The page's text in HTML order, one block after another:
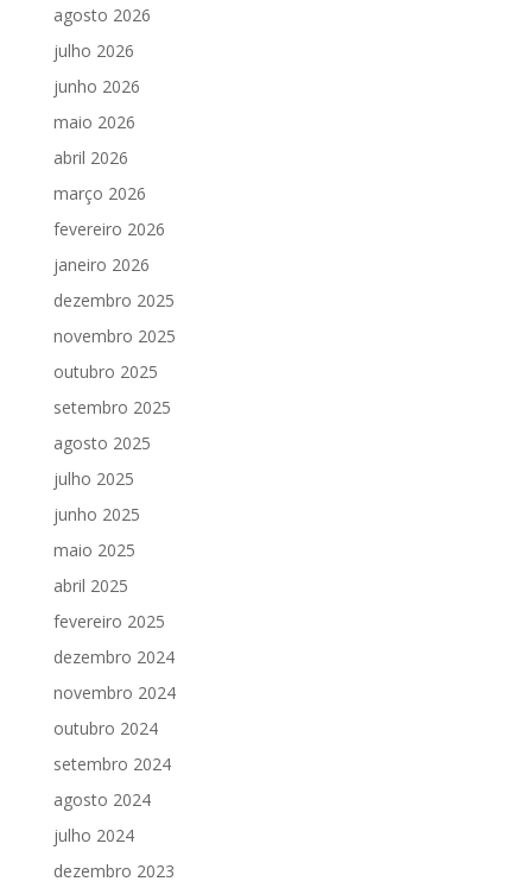
agosto 2026
julho 2026
junho 2026
maio 2026
abril 2026
março 2026
fevereiro 2026
janeiro 2026
dezembro 2025
novembro 2025
outubro 2025
setembro 2025
agosto 2025
julho 2025
junho 2025
maio 2025
abril 2025
fevereiro 2025
dezembro 2024
novembro 2024
outubro 2024
setembro 2024
agosto 2024
julho 2024
dezembro 2023